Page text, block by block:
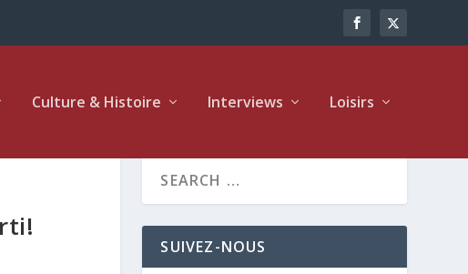
Culture & Histoire Interviews Loisirs
SUIVEZ-NOUS